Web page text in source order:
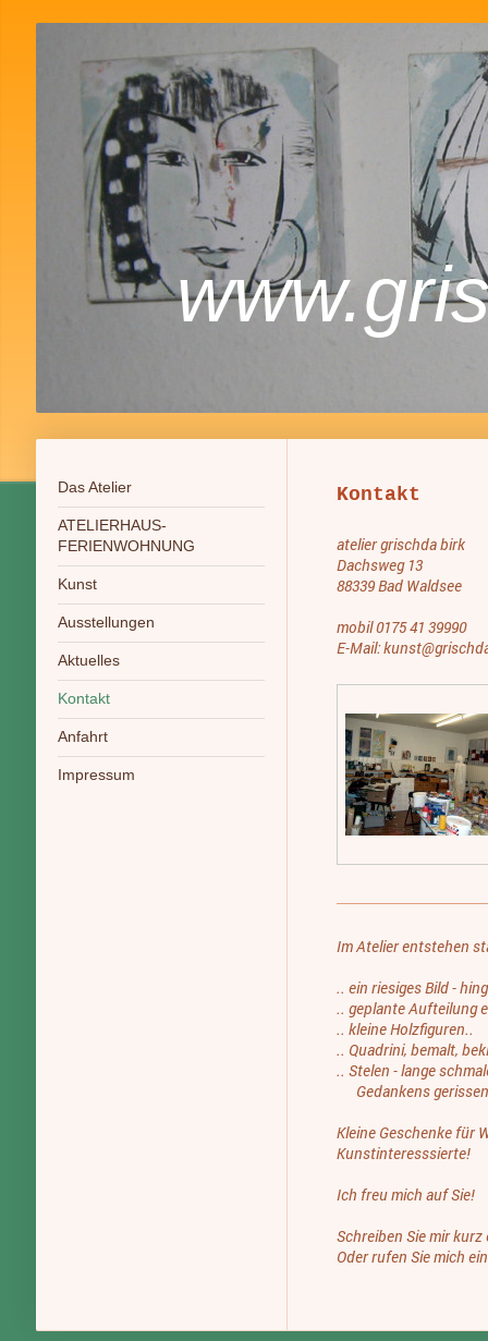
Das Atelier
ATELIERHAUS-
FERIENWOHNUNG
Kunst
Ausstellungen
Aktuelles
Kontakt
Anfahrt
Impressum
Kontakt
atelier grischda birk
Dachsweg 13
88339 Bad Waldsee
mobil 0175 41 39990
E-Mail:
Im Atelier entstehen
.. ein riesiges Bild -
.. geplante Aufteilung
.. kleine Holzfiguren..
.. Quadrini, bemalt,
.. Stelen - lange
Gedankens
Kleine Geschenke für
Kunstinteresssierte!
Ich freu mich auf Sie!
Schreiben Sie mir
Oder rufen Sie mich